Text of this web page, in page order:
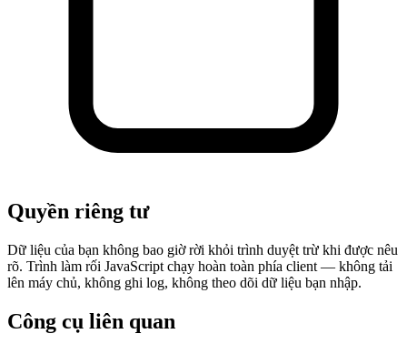
Quyền riêng tư
Dữ liệu của bạn không bao giờ rời khỏi trình duyệt trừ khi được nêu
rõ. Trình làm rối JavaScript chạy hoàn toàn phía client — không tải
lên máy chủ, không ghi log, không theo dõi dữ liệu bạn nhập.
Công cụ liên quan